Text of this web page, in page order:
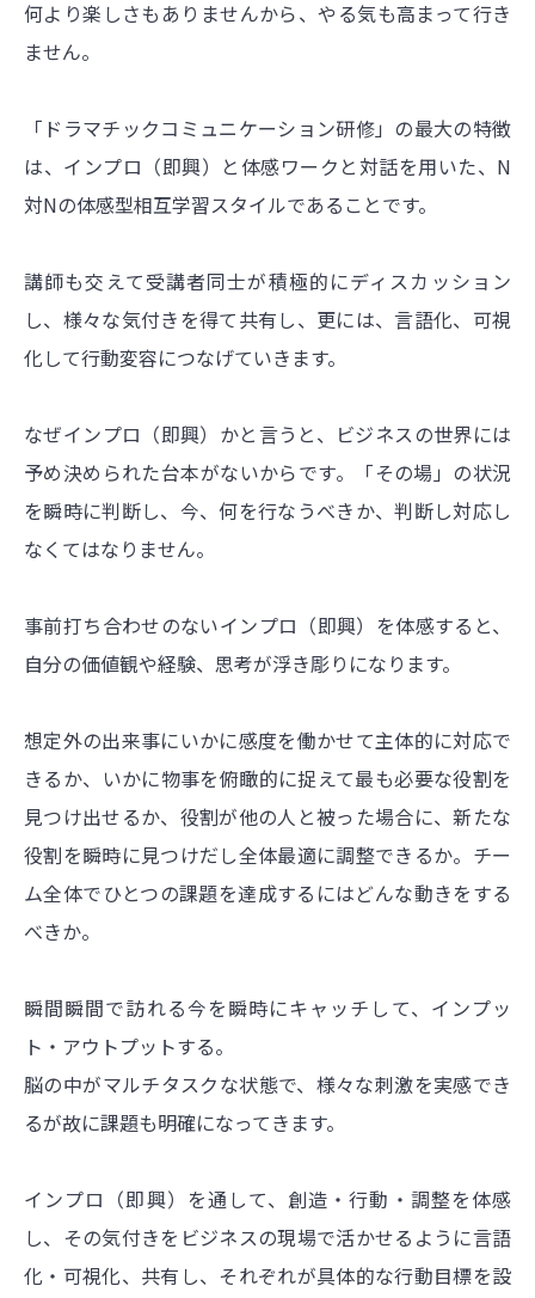
何より楽しさもありませんから、やる気も高まって行き
ません。
「ドラマチックコミュニケーション研修」の最大の特徴
は、インプロ（即興）と体感ワークと対話を用いた、N
対Nの体感型相互学習スタイルであることです。
講師も交えて受講者同士が積極的にディスカッション
し、様々な気付きを得て共有し、更には、言語化、可視
化して行動変容につなげていきます。
なぜインプロ（即興）かと言うと、ビジネスの世界には
予め決められた台本がないからです。「その場」の状況
を瞬時に判断し、今、何を行なうべきか、判断し対応し
なくてはなりません。
事前打ち合わせのないインプロ（即興）を体感すると、
自分の価値観や経験、思考が浮き彫りになります。
想定外の出来事にいかに感度を働かせて主体的に対応で
きるか、いかに物事を俯瞰的に捉えて最も必要な役割を
見つけ出せるか、役割が他の人と被った場合に、新たな
役割を瞬時に見つけだし全体最適に調整できるか。チー
ム全体でひとつの課題を達成するにはどんな動きをする
べきか。
瞬間瞬間で訪れる今を瞬時にキャッチして、インプッ
ト・アウトプットする。
脳の中がマルチタスクな状態で、様々な刺激を実感でき
るが故に課題も明確になってきます。
インプロ（即興）を通して、創造・行動・調整を体感
し、その気付きをビジネスの現場で活かせるように言語
化・可視化、共有し、それぞれが具体的な行動目標を設